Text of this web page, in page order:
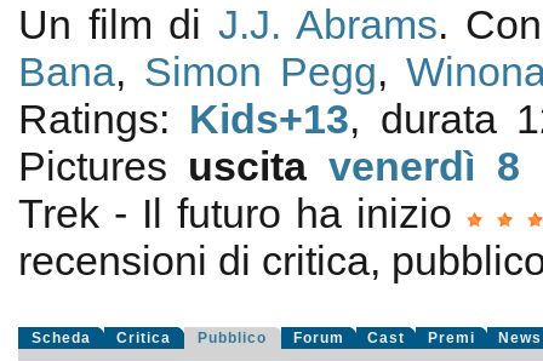
Un film diJ.J. Abrams.
Bana, Simon Pegg,
Ratings: Kids+13, durata
Pictures uscita venerdì 8
Trek - Il futuro ha inizio
recensioni di critica,
Scheda Critica Pubblico Forum Cast Premi News